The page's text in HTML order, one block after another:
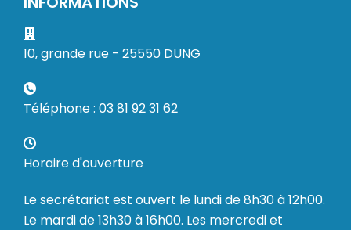
10, grande rue - 25550 DUNG
Téléphone : 03 81 92 31 62
Horaire d'ouverture
Le secrétariat est ouvert le lundi de 8h30 à 12h00.
Le mardi de 13h30 à 16h00. Les mercredi et